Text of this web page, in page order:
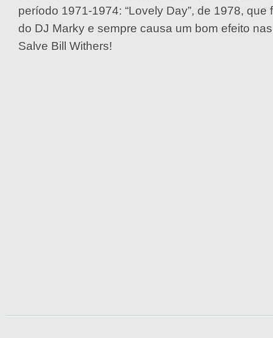
período 1971-1974: “Lovely Day”, de 1978, que
do DJ Marky e sempre causa um bom efeito
Salve Bill Withers!